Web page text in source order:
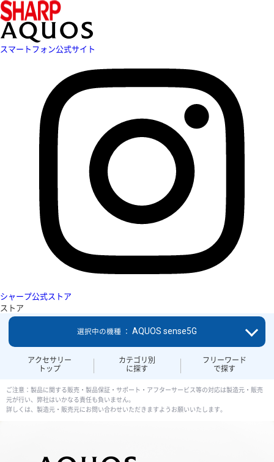
スマートフォン公式サイト
シャープ公式ストア
ストア
アクセサリー
トップ
カテゴリ別
に探す
フリーワード
で探す
選択中の機種 ： AQUOS sense5G
ご注意：製品に関する販売・製品保証・サポート・アフターサービス等の対応は製造元・販売
元が行い、弊社はいかなる責任も負いません。
詳しくは、製造元・販売元にお問い合わせいただきますようお願いいたします。